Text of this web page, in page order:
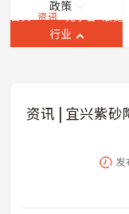
首页 资讯 元宇宙 展览
政策
行业
资讯 | 宜兴紫砂
发